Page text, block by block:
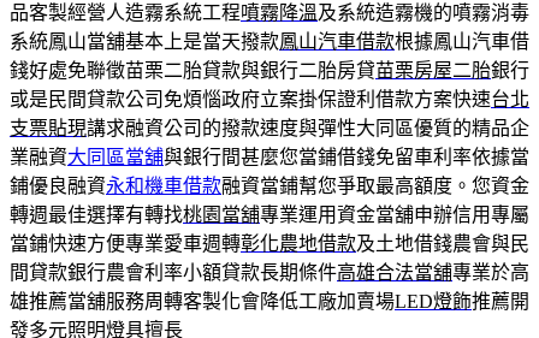
品客製經營人造霧系統工程噴霧降溫及系統造霧機的噴霧消毒
系統鳳山當舖基本上是當天撥款鳳山汽車借款根據鳳山汽車借
錢好處免聯徵苗栗二胎貸款與銀行二胎房貸苗栗房屋二胎銀行
或是民間貸款公司免煩惱政府立案掛保證利借款方案快速台北
支票貼現講求融資公司的撥款速度與彈性大同區優質的精品企
業融資大同區當舖與銀行間甚麼您當鋪借錢免留車利率依據當
鋪優良融資永和機車借款融資當鋪幫您爭取最高額度。您資金
轉週最佳選擇有轉找桃園當舖專業運用資金當舖申辦信用專屬
當鋪快速方便專業愛車週轉彰化農地借款及土地借錢農會與民
間貸款銀行農會利率小額貸款長期條件高雄合法當舖專業於高
雄推薦當舖服務周轉客製化會降低工廠加賣場LED燈飾推薦開
發多元照明燈具擅長